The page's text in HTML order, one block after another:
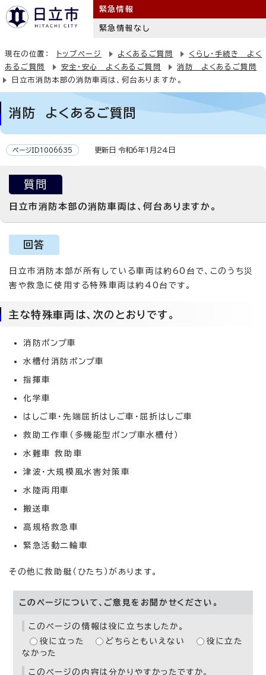
緊急情報
緊急情報なし
現在の位置： トップページ よくあるご質問
くらし・手続き よく
あるご質問
安全・安心 よくあるご質問
消防 よくあるご質問
日立市消防本部の消防車両は、何台ありますか。
消防 よくあるご質問
ページID1006635 更新日 令和6年1月24日
質問
日立市消防本部の消防車両は、何台ありますか。
回答
日立市消防本部が所有している車両は約60台で、このうち災
害や救急に使用する特殊車両は約40台です。
主な特殊車両は、次のとおりです。
消防ポンプ車
水槽付消防ポンプ車
指揮車
化学車
はしご車・先端屈折はしご車・屈折はしご車
救助工作車（多機能型ポンプ車水槽付）
水難車 救助車
津波・大規模風水害対策車
水陸両用車
搬送車
高規格救急車
緊急活動二輪車
その他に救助艇（ひたち）があります。
このページについて、ご意見をお聞かせください。
このページの情報は役に立ちましたか。
役に立った
どちらともいえない
役に立た
なかった
このページの内容は分かりやすかったですか。